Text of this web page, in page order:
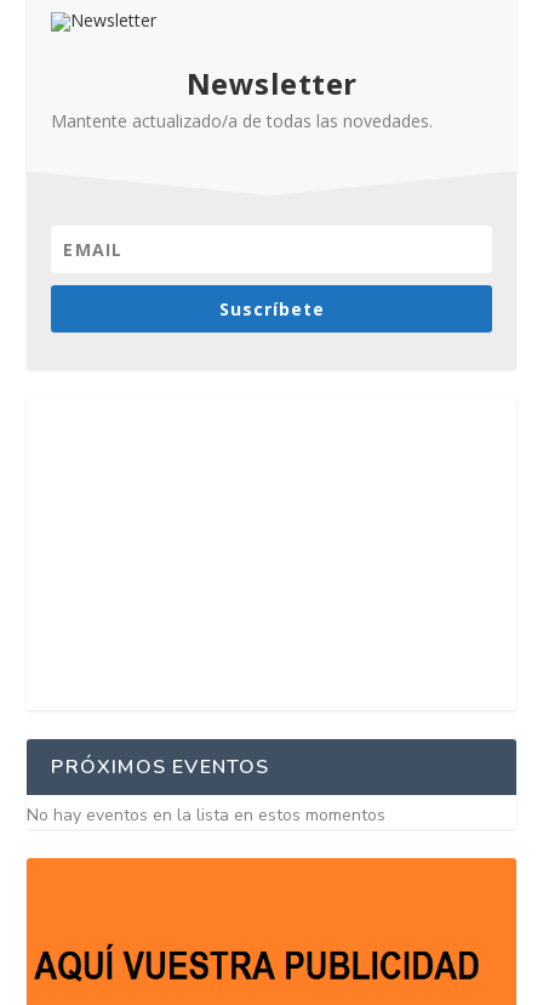
Newsletter
Mantente actualizado/a de todas las novedades.
Suscríbete
PRÓXIMOS EVENTOS
No hay eventos en la lista en estos momentos